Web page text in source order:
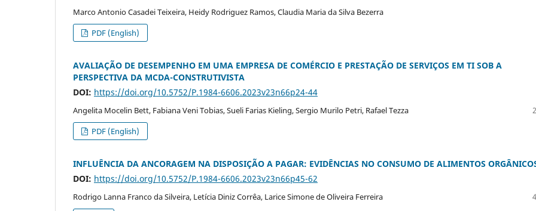
Marco Antonio Casadei Teixeira, Heidy Rodriguez Ramos, Claudia Maria da Silva Bezerra
PDF (English)
AVALIAÇÃO DE DESEMPENHO EM UMA EMPRESA DE COMÉRCIO E PRESTAÇÃO DE SERVIÇOS EM TI SOB A
PERSPECTIVA DA MCDA-CONSTRUTIVISTA
DOI: https://doi.org/10.5752/P.1984-6606.2023v23n66p24-44
Angelita Mocelin Bett, Fabiana Veni Tobias, Sueli Farias Kieling, Sergio Murilo Petri, Rafael Tezza
PDF (English)
INFLUÊNCIA DA ANCORAGEM NA DISPOSIÇÃO A PAGAR: EVIDÊNCIAS NO CONSUMO DE ALIMENTOS
DOI: https://doi.org/10.5752/P.1984-6606.2023v23n66p45-62
Rodrigo Lanna Franco da Silveira, Letícia Diniz Corrêa, Larice Simone de Oliveira Ferreira